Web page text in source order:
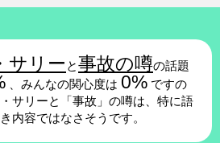
サリー と事故の噂の話題
、みんなの関心度は 0% ですの
サリーと「事故」の噂は、特に語
内容ではなさそうです。